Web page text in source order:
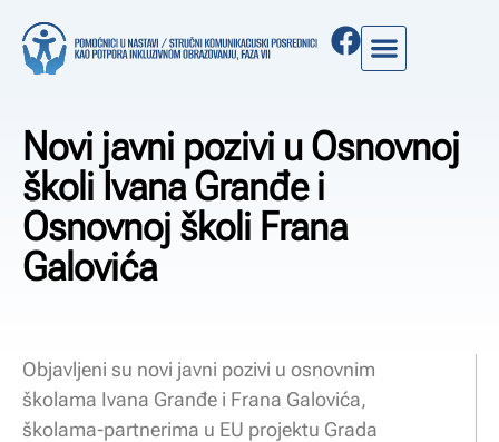
Novi javni pozivi u Osnovnoj
školi Ivana Granđe i
Osnovnoj školi Frana
Galovića
Objavljeni su novi javni pozivi u osnovnim
školama Ivana Granđe i Frana Galovića,
školama-partnerima u EU projektu Grada